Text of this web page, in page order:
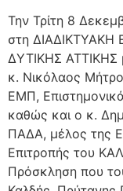
Την Τρίτη 8
στη
ΔΥΤΙΚΗΣ ΑΤΤΙΚΗΣ
κ. Νικόλαος
ΕΜΠ,
καθώς και ο κ.
ΠΑΔΑ, μέλος της
Επιτροπής του
Πρόσκληση που